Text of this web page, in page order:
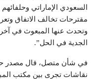
السعودي الإماراتي
مقترحات تخالف الاتفاق
وتحدث عنها المبعوث في
الجدية في الحل”.
في شأن متصل، قال مصدر
نقاشات تجرى بين مكتب